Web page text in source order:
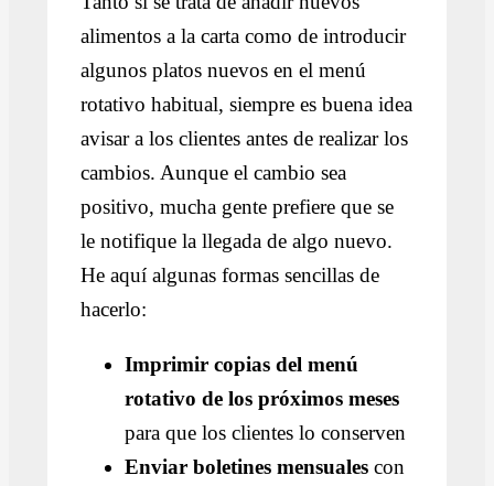
alimentos a la carta como de introducir
algunos platos nuevos en el menú
rotativo habitual, siempre es buena idea
avisar a los clientes antes de realizar los
cambios. Aunque el cambio sea
positivo, mucha gente prefiere que se
le notifique la llegada de algo nuevo.
He aquí algunas formas sencillas de
hacerlo:
Imprimir copias del menú
rotativo de los próximos meses
para que los clientes lo conserven
Enviar boletines mensuales con